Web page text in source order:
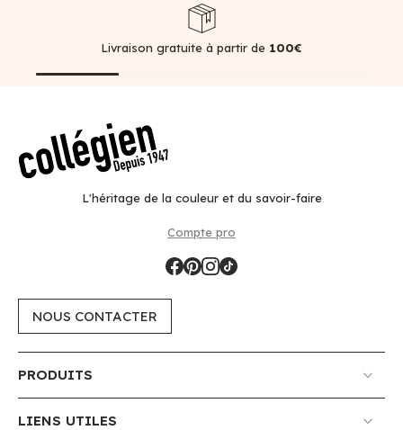
Paiement sécurisé
L'héritage de la couleur et du savoir-faire
Compte pro
NOUS CONTACTER
PRODUITS
LIENS UTILES